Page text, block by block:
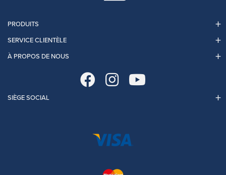
PRODUITS
SERVICE CLIENTÈLE
À PROPOS DE NOUS
SIÈGE SOCIAL